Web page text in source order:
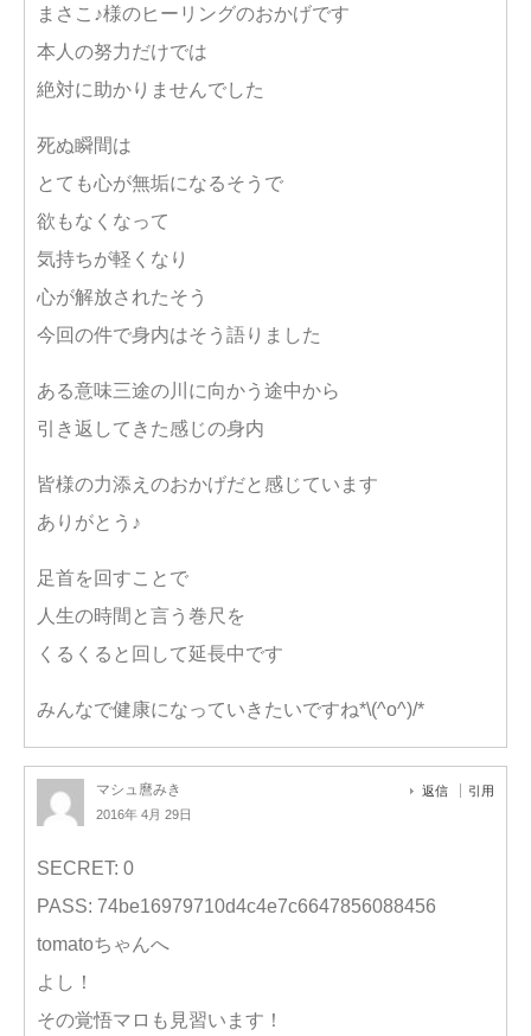
まさこ♪様のヒーリングのおかげです
本人の努力だけでは
絶対に助かりませんでした
死ぬ瞬間は
とても心が無垢になるそうで
欲もなくなって
気持ちが軽くなり
心が解放されたそう
今回の件で身内はそう語りました
ある意味三途の川に向かう途中から
引き返してきた感じの身内
皆様の力添えのおかげだと感じています
ありがとう♪
足首を回すことで
人生の時間と言う巻尺を
くるくると回して延長中です
みんなで健康になっていきたいですね*\(^o^)/*
マシュ麿みき
2016年 4月 29日
返信 引用
SECRET: 0
PASS: 74be16979710d4c4e7c6647856088456
tomatoちゃんへ
よし！
その覚悟マロも見習います！